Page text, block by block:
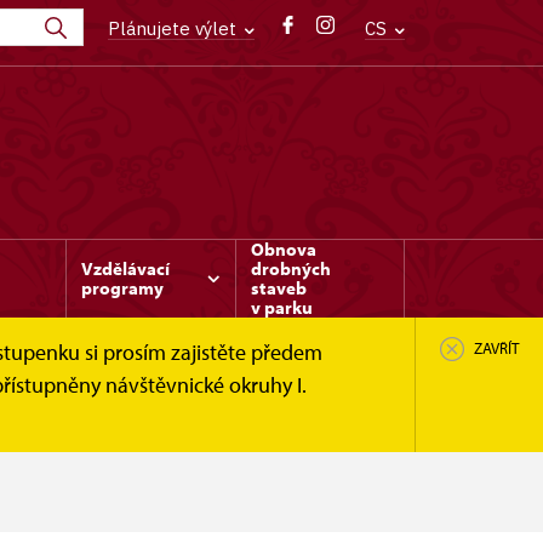
Plánujete výlet CS
Vzdělávací
programy
Obnova
drobných
staveb
v parku
si prosím zajistěte předem
návštěvnické okruhy I.
ZAVŘÍT